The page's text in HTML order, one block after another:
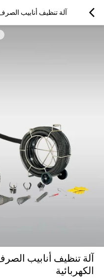
آلة تنظيف أنابيب
آلة تنظيف أنابيب
الكهربائية